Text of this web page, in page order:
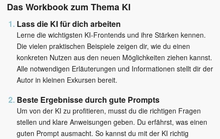
Das Workbook zum Thema KI
Lass die KI für dich arbeiten
Lerne die wichtigsten KI-Frontends und ihre Stärken kennen.
Die vielen praktischen Beispiele zeigen dir, wie du einen
konkreten Nutzen aus den neuen Möglichkeiten ziehen kannst.
Alle notwendigen Erläuterungen und Informationen stellt dir der
Autor in kleinen Exkursen bereit.
Beste Ergebnisse durch gute Prompts
Um von der KI zu profitieren, musst du die richtigen Fragen
stellen und klare Anweisungen geben. Du erfährst, was einen
guten Prompt ausmacht. So kannst du mit der KI richtig